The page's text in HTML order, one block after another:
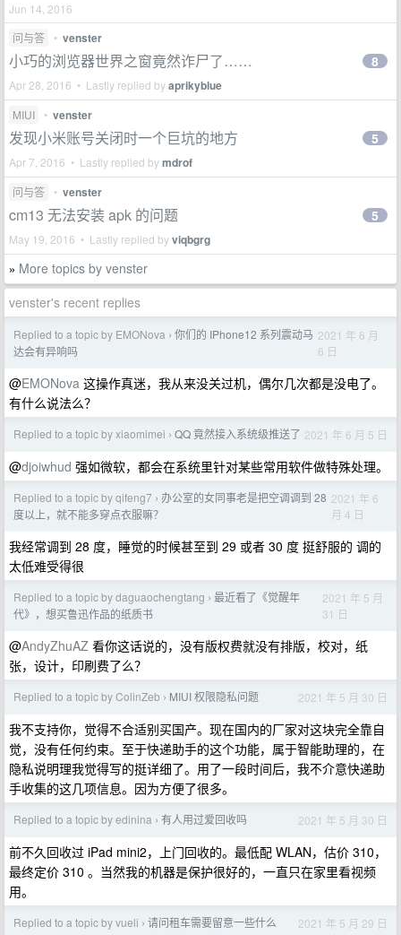
Jun 14, 2016
问与答
• venster
小巧的浏览器世界之窗竟然诈尸了……
Apr 28, 2016 • Lastly replied byaprikyblue
8
MIUI • venster
发现小米账号关闭时一个巨坑的地方
Apr 7, 2016 • Lastly replied bymdrof
5
问与答 • venster
cm13 无法安装 apk 的问题
May 19, 2016 • Lastly replied byviqbgrg
5
» More topics by venster
venster's recent replies
Replied to a topic by EMONova › 你们的 IPhone12 系列震动马
达会有异响吗
2021 年 6 月
6 日
@EMONova 这操作真迷，我从来没关过机，偶尔几次都是没电了。
有什么说法么？
Replied to a topic by xiaomimei › QQ 竟然接入系统级推送了 2021 年 6 月 5 日
@djoiwhud 强如微软，都会在系统里针对某些常用软件做特殊处理。
Replied to a topic by qifeng7 › 办公室的女同事老是把空调调到 28
度以上，就不能多穿点衣服嘛？
2021 年 6
月 4 日
我经常调到 28 度，睡觉的时候甚至到 29 或者 30 度 挺舒服的 调的
太低难受得很
Replied to a topic by daguaochengtang › 最近看了《觉醒年
代》，想买鲁迅作品的纸质书
2021 年 5 月
31 日
@AndyZhuAZ 看你这话说的，没有版权费就没有排版，校对，纸
张，设计，印刷费了么？
Replied to a topic by ColinZeb › MIUI 权限隐私问题 2021 年 5 月 30 日
我不支持你，觉得不合适别买国产。现在国内的厂家对这块完全靠自
觉，没有任何约束。至于快递助手的这个功能，属于智能助理的，在
隐私说明理我觉得写的挺详细了。用了一段时间后，我不介意快递助
手收集的这几项信息。因为方便了很多。
Replied to a topic by edinina › 有人用过爱回收吗 2021 年 5 月 30 日
前不久回收过 iPad mini2，上门回收的。最低配 WLAN，估价 310，
最终定价 310 。当然我的机器是保护很好的，一直只在家里看视频
用。
Replied to a topic by vueli › 请问租车需要留意一些什么 2021 年 5 月 29 日